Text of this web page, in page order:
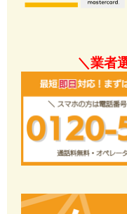
＼業者